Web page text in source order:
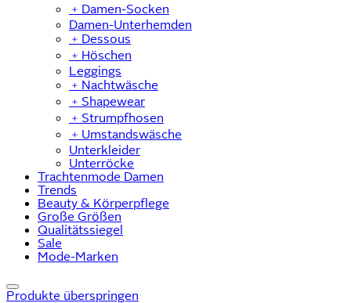
﹢ Damen-Socken
Damen-Unterhemden
﹢ Dessous
﹢ Höschen
Leggings
﹢ Nachtwäsche
﹢ Shapewear
﹢ Strumpfhosen
﹢ Umstandswäsche
Unterkleider
Unterröcke
Trachtenmode Damen
Trends
Beauty & Körperpflege
Große Größen
Qualitätssiegel
Sale
Mode-Marken
Produkte überspringen